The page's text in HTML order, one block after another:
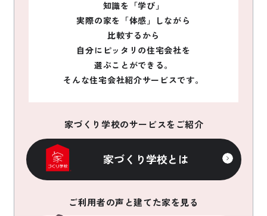
知識を「学び」
実際の家を「体感」しながら
比較するから
自分にピッタリの住宅会社を
選ぶことができる。
そんな住宅会社紹介サービスです。
家づくり学校のサービスをご紹介
家づくり学校とは
ご利用者の声と建てた家を見る